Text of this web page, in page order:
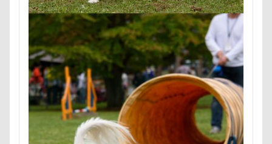
温泉
涼感バーセア 浸透印 海風
海浜公園
海ほたる
洗濯物 海の幸 海ちゃん
浅間牧場
浅間火山博物館 浅間大滝
流山市
フィラリア症検査
15-Fifteen-
となりのトトロ
なんちゃって
なっちゃん なすがまま
なかよ
どアップ
どんぐり どっちだ？
ととみちゃん
つまんない
つまらなそう つまらない
つつじ